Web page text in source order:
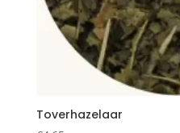
Toverhazelaar